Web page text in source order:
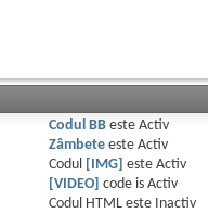
Codul BBeste Activ
Zâmbeteeste Activ
Codul
[IMG] este Activ
[VIDEO] code is Activ
Codul HTML este
Inactiv